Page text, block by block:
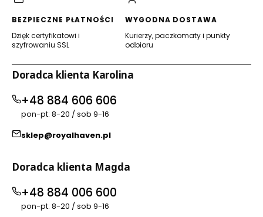
BEZPIECZNE PŁATNOŚCI
Dzięk certyfikatowi i
szyfrowaniu SSL
WYGODNA DOSTAWA
Kurierzy, paczkomaty i punkty
odbioru
Doradca klienta Karolina
+48 884 606 606
pon-pt: 8-20 / sob 9-16
sklep@royalhaven.pl
Doradca klienta Magda
+48 884 006 600
pon-pt: 8-20 / sob 9-16